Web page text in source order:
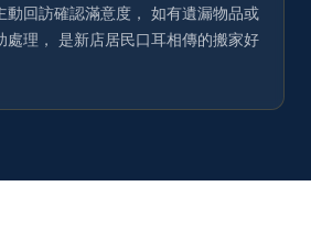
動回訪確認滿意度， 如有遺漏物品或
處理， 是新店居民口耳相傳的搬家好